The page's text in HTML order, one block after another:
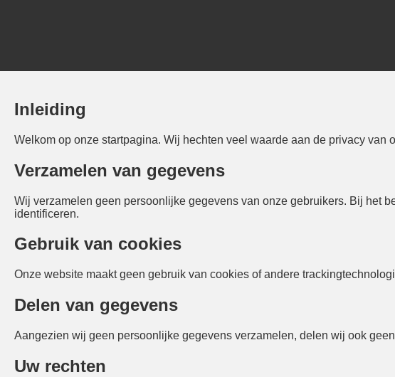
Inleiding
Welkom op onze startpagina. Wij hechten veel waarde aan de privacy
Verzamelen van gegevens
Wij verzamelen geen persoonlijke gegevens van onze gebruikers. Bij het
identificeren.
Gebruik van cookies
Onze website maakt geen gebruik van cookies of andere
Delen van gegevens
Aangezien wij geen persoonlijke gegevens verzamelen, delen wij ook
Uw rechten